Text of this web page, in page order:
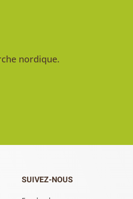
nordique.
SUIVEZ-NOUS